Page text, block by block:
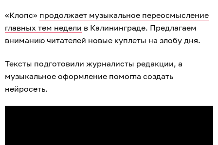
«Клопс» продолжает музыкальное переосмысление
главных тем недели в Калининграде. Предлагаем
вниманию читателей новые куплеты на злобу дня.
Тексты подготовили журналисты редакции, а
музыкальное оформление помогла создать
нейросеть.